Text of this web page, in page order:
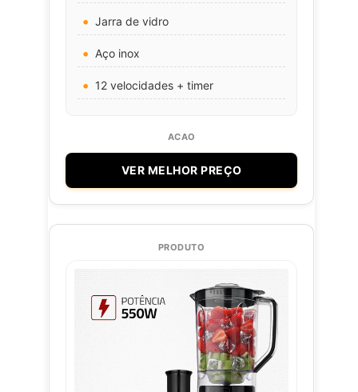
Jarra de vidro
Aço inox
12 velocidades + timer
VER MELHOR PREÇO